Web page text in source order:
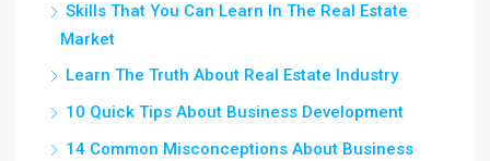
Skills That You Can Learn In The Real Estate
Market
Learn The Truth About Real Estate Industry
10 Quick Tips About Business Development
14 Common Misconceptions About Business